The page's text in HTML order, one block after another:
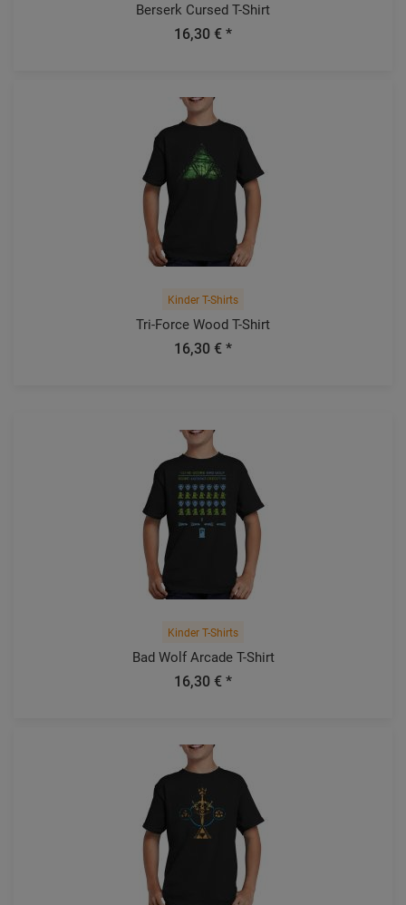
Berserk Cursed T-Shirt
16,30 € *
Kinder T-Shirts
Tri-Force Wood T-Shirt
16,30 € *
Kinder T-Shirts
Bad Wolf Arcade T-Shirt
16,30 € *